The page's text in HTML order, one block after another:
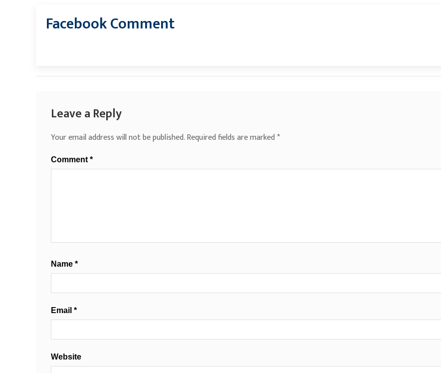
Facebook Comment
Leave a Reply
Your email address will not be published.Required fields are marked*
Comment *
Name *
Email *
Website